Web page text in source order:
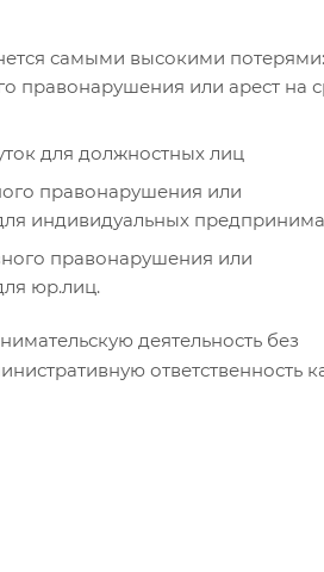
самыми высокими потерями:
правонарушения или арест на
для должностных лиц
правонарушения или
индивидуальных
правонарушения или
юр.лиц.
деятельность без
ответственность